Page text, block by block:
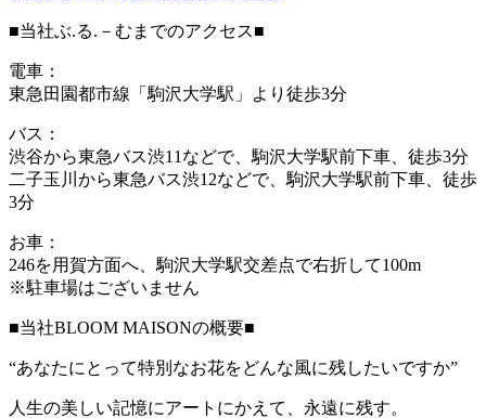
■当社ぶ.る.－むまでのアクセス■
電車：
東急田園都市線「駒沢大学駅」より徒歩3分
バス：
渋谷から東急バス渋11などで、駒沢大学駅前下車、徒歩3分
二子玉川から東急バス渋12などで、駒沢大学駅前下車、徒歩
3分
お車：
246を用賀方面へ、駒沢大学駅交差点で右折して100m
※駐車場はございません
■当社BLOOM MAISONの概要■
“あなたにとって特別なお花をどんな風に残したいですか”
人生の美しい記憶にアートにかえて、永遠に残す。